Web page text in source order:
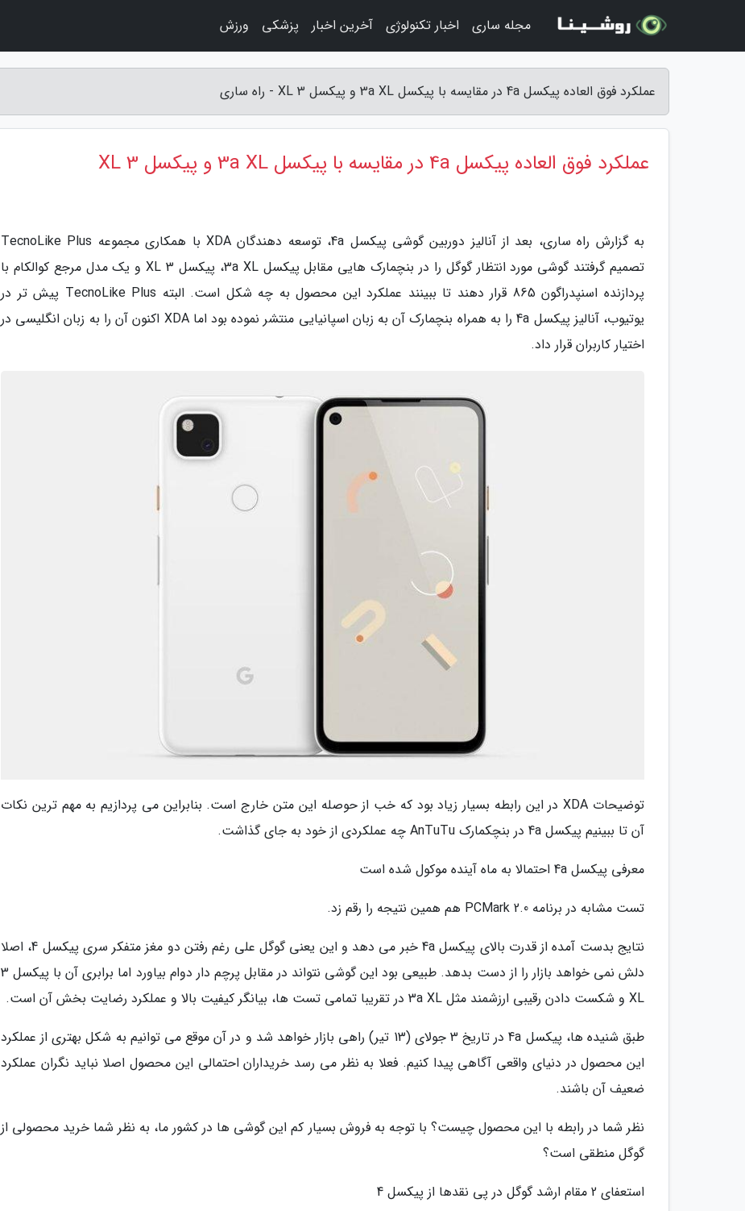
عملکرد فوق العاده پیکسل 4a در مقایسه با پیکسل 3a XL و پیکسل 3 XL - راه ساری
عملکرد فوق العاده پیکسل 4a در مقایسه با پیکسل 3a XL و پیکسل 3 XL
به گزارش راه ساری، بعد از آنالیز دوربین گوشی پیکسل 4a، توسعه دهندگان XDA با همکاری مجموعه TecnoLike Plus
تصمیم گرفتند گوشی مورد انتظار گوگل را در بنچمارک هایی مقابل پیکسل 3a XL، پیکسل 3 XL و یک مدل مرجع کوالکام با
پردازنده اسنپدراگون 865 قرار دهند تا ببینند عملکرد این محصول به چه شکل است. البته TecnoLike Plus پیش تر در
یوتیوب، آنالیز پیکسل 4a را به همراه بنچمارک آن به زبان اسپانیایی منتشر نموده بود اما XDA اکنون آن را به زبان انگلیسی در
اختیار کاربران قرار داد.
توضیحات XDA در این رابطه بسیار زیاد بود که خب از حوصله این متن خارج است. بنابراین می پردازیم به مهم ترین نکات
آن تا ببینیم پیکسل 4a در بنچکمارک AnTuTu چه عملکردی از خود به جای گذاشت.
معرفی پیکسل 4a احتمالا به ماه آینده موکول شده است
تست مشابه در برنامه PCMark 2.0 هم همین نتیجه را رقم زد.
نتایج بدست آمده از قدرت بالای پیکسل 4a خبر می دهد و این یعنی گوگل علی رغم رفتن دو مغز متفکر سری پیکسل 4، اصلا
دلش نمی خواهد بازار را از دست بدهد. طبیعی بود این گوشی نتواند در مقابل پرچم دار دوام بیاورد اما برابری آن با پیکسل 3
XL و شکست دادن رقیبی ارزشمند مثل 3a XL در تقریبا تمامی تست ها، بیانگر کیفیت بالا و عملکرد رضایت بخش آن است.
طبق شنیده ها، پیکسل 4a در تاریخ 3 جولای (13 تیر) راهی بازار خواهد شد و در آن موقع می توانیم به شکل بهتری از عملکرد
این محصول در دنیای واقعی آگاهی پیدا کنیم. فعلا به نظر می رسد خریداران احتمالی این محصول اصلا نباید نگران عملکرد
ضعیف آن باشند.
نظر شما در رابطه با این محصول چیست؟ با توجه به فروش بسیار کم این گوشی ها در کشور ما، به نظر شما خرید محصولی از
گوگل منطقی است؟
استعفای 2 مقام ارشد گوگل در پی نقدها از پیکسل 4
مجله ساری اخبار تکنولوژی آخرین اخبار پزشکی ورزش